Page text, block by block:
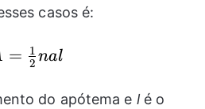
casos é:
= 2
1 nal
do apótema e lé o